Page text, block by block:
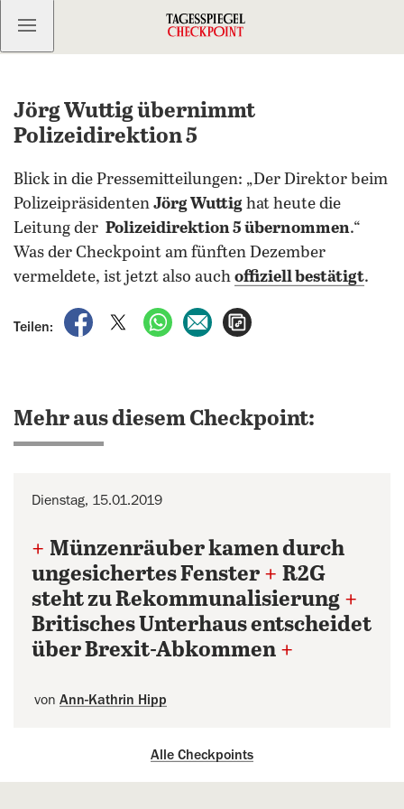
Kostenlos anmelden
Jörg Wuttig übernimmt
Polizeidirektion 5
Blick in die Pressemitteilungen: „Der Direktor beim
Polizeipräsidenten Jörg Wuttig hat heute die
Leitung der Polizeidirektion 5 übernommen.“
Was der Checkpoint am fünften Dezember
vermeldete, ist jetzt also auch offiziell bestätigt.
Teilen:
auf Facebook teilen
auf X teilenper WhatsApp teilen
per E-Mail teilen
Mehr aus diesem Checkpoint:
Dienstag, 15.01.2019
+ Münzenräuber kamen durch
ungesichertes Fenster + R2G
steht zu Rekommunalisierung +
Britisches Unterhaus entscheidet
über Brexit-Abkommen +
von Ann-Kathrin Hipp
Alle Checkpoints